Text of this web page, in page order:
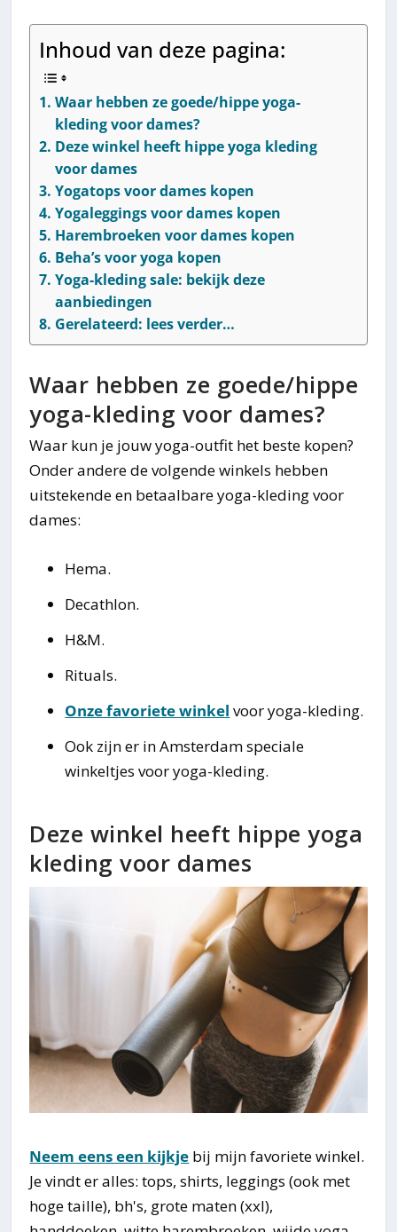
Inhoud van deze pagina:
Waar hebben ze goede/hippe yoga-
kleding voor dames?
Deze winkel heeft hippe yoga kleding
voor dames
Yogatops voor dames kopen
Yogaleggings voor dames kopen
Harembroeken voor dames kopen
Beha’s voor yoga kopen
Yoga-kleding sale: bekijk deze
aanbiedingen
Gerelateerd: lees verder…
Waar hebben ze goede/hippe
yoga-kleding voor dames?
Waar kun je jouw yoga-outfit het beste kopen?
Onder andere de volgende winkels hebben
uitstekende en betaalbare yoga-kleding voor
dames:
Hema.
Decathlon.
H&M.
Rituals.
Onze favoriete winkel voor yoga-kleding.
Ook zijn er in Amsterdam speciale
winkeltjes voor yoga-kleding.
Deze winkel heeft hippe yoga
kleding voor dames
Neem eens een kijkje bij mijn favoriete winkel.
Je vindt er alles: tops, shirts, leggings (ook met
hoge taille), bh's, grote maten (xxl),